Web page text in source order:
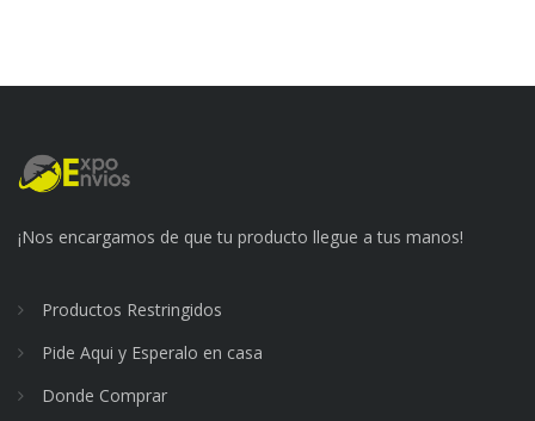
¡Nos encargamos de que tu producto llegue a tus manos!
Productos Restringidos
Pide Aqui y Esperalo en casa
Donde Comprar